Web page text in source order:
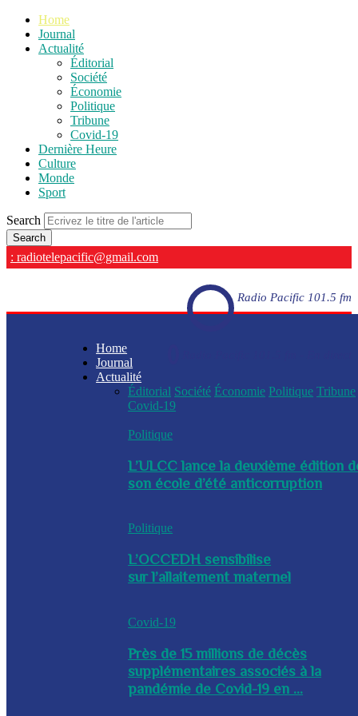
Home
Journal
Actualité
Éditorial
Société
Économie
Politique
Tribune
Covid-19
Dernière Heure
Culture
Monde
Sport
Search
: radiotelepacific@gmail.com
Radio Pacific 101.5 fm
Home
Journal
Actualité
Éditorial Société Économie Politique Tribune
Covid-19
Politique
L’ULCC lance la deuxième édition
son école d’été anticorruption
Politique
L’OCCEDH sensibilise
sur l’allaitement maternel
Covid-19
Près de 15 millions de décès
supplémentaires associés à la
pandémie de Covid-19 en ...